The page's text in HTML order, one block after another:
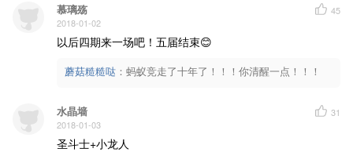
慕璃殇
2018-01-02
45
以后四期来一场吧！五届结束😊
蘑菇糙糙哒 ： 蚂蚁竞走了十年了！！！你清醒一点！！！
水晶墙
2018-01-03
31
圣斗士+小龙人